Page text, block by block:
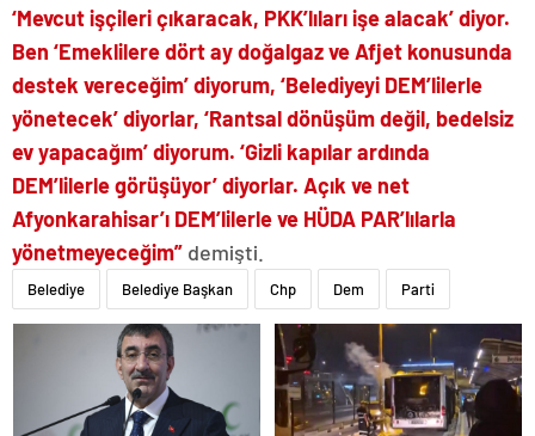
‘Mevcut işçileri çıkaracak, PKK’lıları işe alacak’ diyor.
Ben ‘Emeklilere dört ay doğalgaz ve Afjet konusunda
destek vereceğim’ diyorum, ‘Belediyeyi DEM’lilerle
yönetecek’ diyorlar, ‘Rantsal dönüşüm değil, bedelsiz
ev yapacağım’ diyorum. ‘Gizli kapılar ardında
DEM’lilerle görüşüyor’ diyorlar. Açık ve net
Afyonkarahisar’ı DEM’lilerle ve HÜDA PAR’lılarla
yönetmeyeceğim” demişti.
Belediye Belediye Başkan Chp Dem Parti